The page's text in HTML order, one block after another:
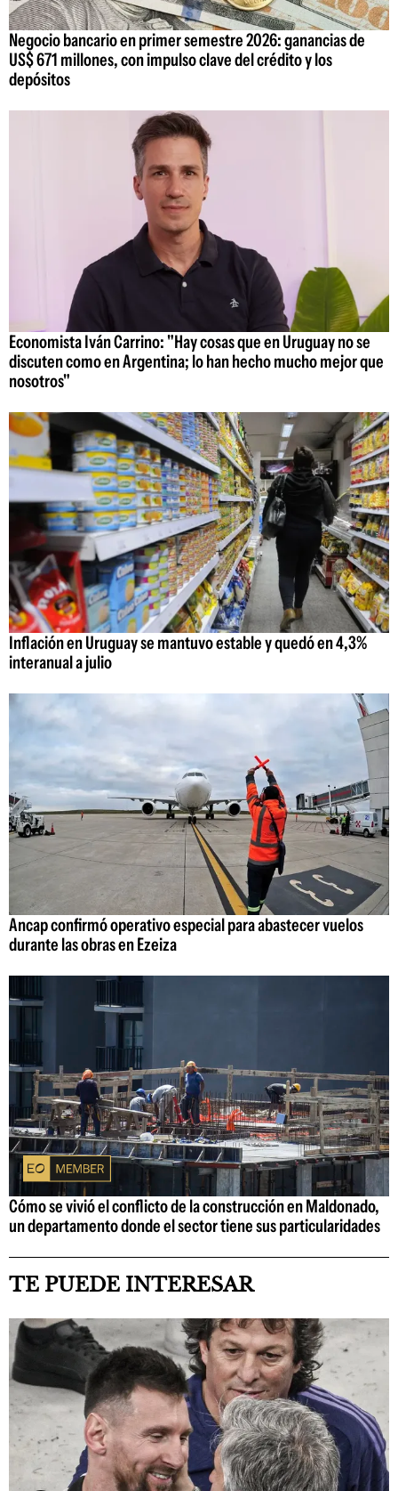
Negocio bancario en primer semestre 2026: ganancias de
US$ 671 millones, con impulso clave del crédito y los
depósitos
Economista Iván Carrino: "Hay cosas que en Uruguay no se
discuten como en Argentina; lo han hecho mucho mejor que
nosotros"
Inflación en Uruguay se mantuvo estable y quedó en 4,3%
interanual a julio
Ancap confirmó operativo especial para abastecer vuelos
durante las obras en Ezeiza
Cómo se vivió el conflicto de la construcción en Maldonado,
un departamento donde el sector tiene sus particularidades
TE PUEDE INTERESAR